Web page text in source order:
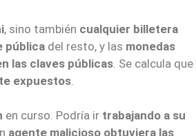
, sino también cualquier billetera
pública del resto, y las monedas
las claves públicas . Se calcula que
expuestos
en curso. Podría ir trabajando a su
agente malicioso obtuviera las